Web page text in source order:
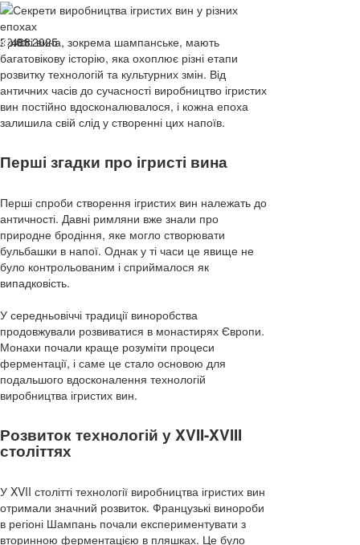
29.01.2025
488
Ігристі вина, зокрема шампанське, мають
багатовікову історію, яка охоплює різні етапи
розвитку технологій та культурних змін. Від
античних часів до сучасності виробництво ігристих
вин постійно вдосконалювалося, і кожна епоха
залишила свій слід у створенні цих напоїв.
Перші згадки про ігристі вина
Перші спроби створення ігристих вин належать до
античності. Давні римляни вже знали про
природне бродіння, яке могло створювати
бульбашки в напої. Однак у ті часи це явище не
було контрольованим і сприймалося як
випадковість.
У середньовіччі традиції виноробства
продовжували розвиватися в монастирях Європи.
Монахи почали краще розуміти процеси
ферментації, і саме це стало основою для
подальшого вдосконалення технологій
виробництва ігристих вин.
Розвиток технологій у XVII-XVIII
століттях
У XVII столітті технології виробництва ігристих вин
отримали значний розвиток. Французькі винороби
в регіоні Шампань почали експериментувати з
вторинною ферментацією в пляшках. Це було